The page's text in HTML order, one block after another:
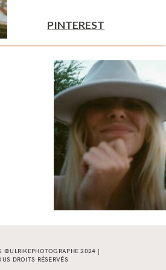
PINTEREST
©ULRIKEPHOTOGRAPHE 2024 |
DROITS RÉSERVÉS